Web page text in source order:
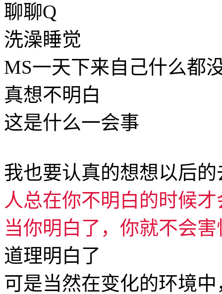
聊聊Q
洗澡睡觉
MS一天下来自己什么都
真想不明白
这是什么一会事
我也要认真的想想以后的
人总在你不明白的时候
当你明白了，你就不会害
道理明白了
可是当然在变化的环境